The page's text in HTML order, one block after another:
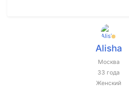
Alisha
Москва
33 года
Женский